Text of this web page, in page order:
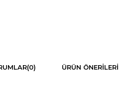
(0) ÜRÜN ÖNERILERI